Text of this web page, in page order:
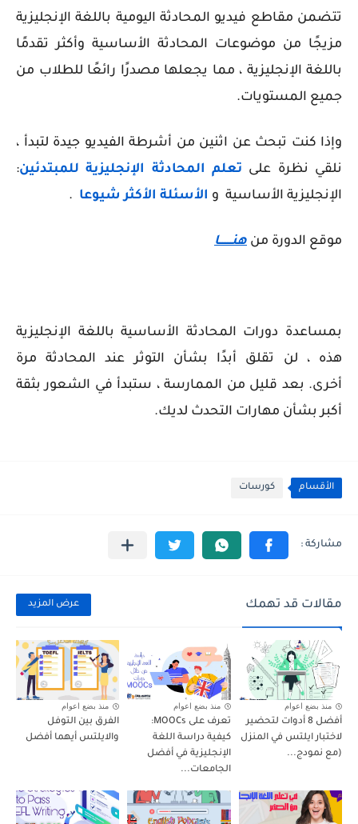
تتضمن مقاطع فيديو المحادثة اليومية باللغة الإنجليزية
مزيجًا من موضوعات المحادثة الأساسية وأكثر تقدمًا
باللغة الإنجليزية ، مما يجعلها مصدرًا رائعًا للطلاب من
جميع المستويات.
وإذا كنت تبحث عن اثنين من أشرطة الفيديو جيدة لتبدأ ،
نلقي نظرة على تعلم المحادثة الإنجليزية للمبتدئين:
الإنجليزية الأساسية و الأسئلة الأكثر شيوعا .
موقع الدورة من هنــــــــا
بمساعدة دورات المحادثة الأساسية باللغة الإنجليزية
هذه ، لن تقلق أبدًا بشأن التوثر عند المحادثة مرة
أخرى. بعد قليل من الممارسة ، ستبدأ في الشعور بثقة
أكبر بشأن مهارات التحدث لديك.
الأقسام كورسات
مقالات قد تهمك عرض المزيد
منذ بضع اعوام
أفضل 8 أدوات لتحضير
لاختبار ايلتس في المنزل
(مع نمودج...
منذ بضع اعوام
تعرف على MOOCs:
كيفية دراسة اللغة
الإنجليزية في أفضل
الجامعات...
منذ بضع اعوام
الفرق بين التوفل
والايلتس أيهما أفضل